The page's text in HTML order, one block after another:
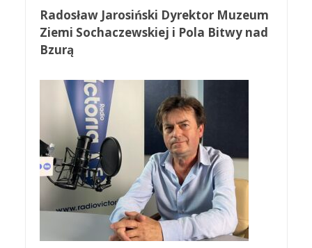
Radosław Jarosiński Dyrektor Muzeum
Ziemi Sochaczewskiej i Pola Bitwy nad
Bzurą